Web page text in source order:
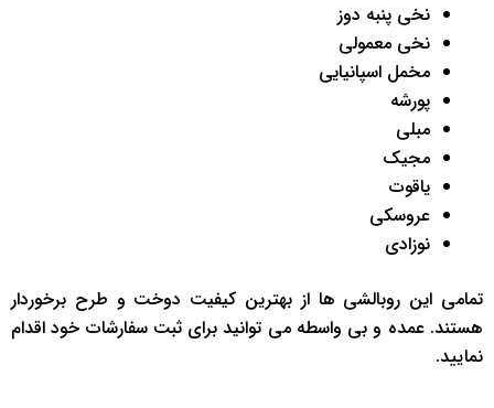
نخی پنبه دوز
نخی معمولی
مخمل اسپانیایی
پورشه
مبلی
مجیک
یاقوت
عروسکی
نوزادی
تمامی این روبالشی ها از بهترین کیفیت دوخت و طرح برخوردار
هستند. عمده و بی واسطه می توانید برای ثبت سفارشات خود اقدام
نمایید.